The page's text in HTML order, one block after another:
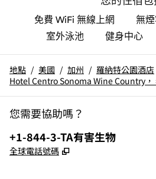
免費 WiFi 無線上網 無
室外泳池
健身中心
地點 / 美國 / 加州 / 羅納特公園酒店
Hotel Centro Sonoma Wine Country，
您需要協助嗎？
電話：
+1-844-3-TA有害生物
全球電話號碼 ,